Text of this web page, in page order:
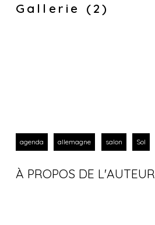
Gallerie (2)
agenda allemagne salon Sol
À PROPOS DE L'AUTEUR